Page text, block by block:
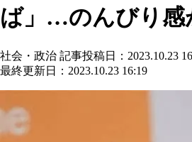
ば」…のんびり感
社会・政治 記事投稿日：2023.10.23
最終更新日：2023.10.23 16:19